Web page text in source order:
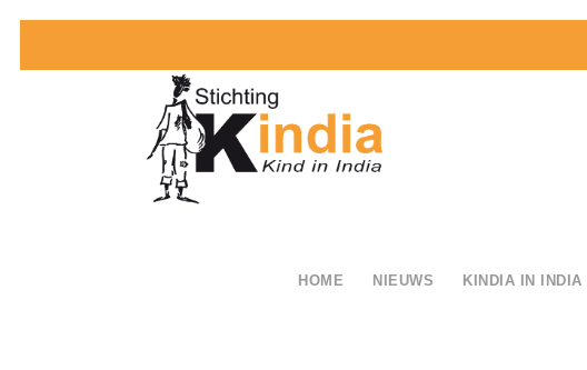
HOME NIEUWS KINDIA IN INDIA